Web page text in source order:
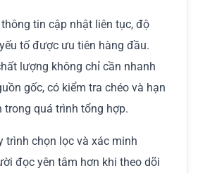
tin cập nhật liên tục, độ
tố được ưu tiên hàng đầu.
lượng không chỉ cần nhanh
gốc, có kiểm tra chéo và hạn
trong quá trình tổng hợp.
trình chọn lọc và xác minh
đọc yên tâm hơn khi theo dõi